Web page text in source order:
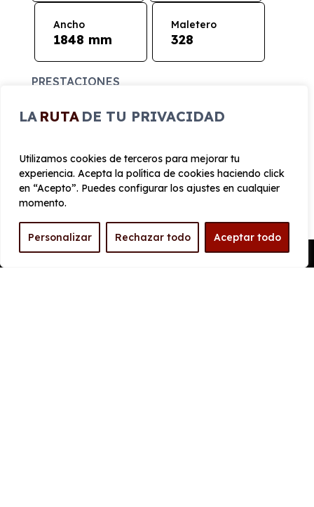
LA RUTA DE TU PRIVACIDAD
Utilizamos cookies de terceros para mejorar tu
experiencia. Acepta la política de cookies haciendo click
en “Acepto”. Puedes configurar los ajustes en cualquier
momento.
Personalizar Rechazar todo Aceptar todo
Ancho
1848 mm
Maletero
328
PRESTACIONES
Velocidad
Cilindrada
Aceleración
12 seg
Tracción
Delantera
CONSUMO Y EMISIONES
Pedir Presupuesto